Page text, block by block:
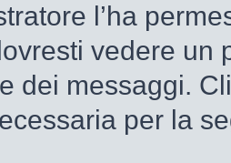
l’ha
vedere un
dei messaggi.
per la